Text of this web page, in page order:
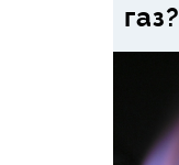
газ?